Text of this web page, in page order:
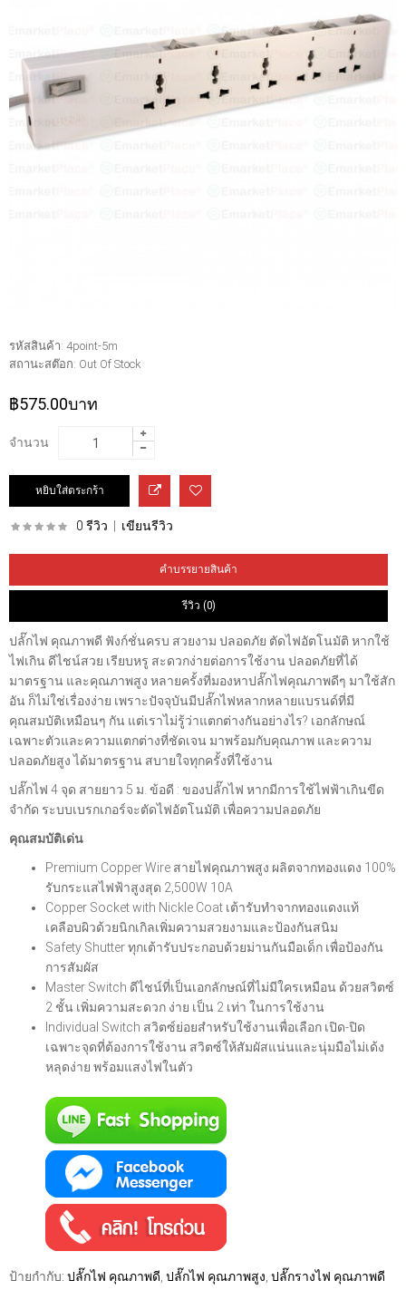
รหัสสินค้า: 4point-5m
สถานะสต๊อก: Out Of Stock
฿575.00บาท
จำนวน
0 รีวิว เขียนรีวิว
คำบรรยายสินค้า
รีวิว (0)
ปลั๊กไฟ คุณภาพดี ฟังก์ชั่นครบ สวยงาม ปลอดภัย ตัดไฟอัตโนมัติ หากใช้
ไฟเกิน ดีไชน์สวย เรียบหรู สะดวกง่ายต่อการใช้งาน ปลอดภัยที่ได้
มาตรฐาน และคุณภาพสูง หลายครั้งที่มองหาปลั๊กไฟคุณภาพดีๆ มาใช้สัก
อัน ก็ไม่ใช่เรื่องง่าย เพราะปัจจุบันมีปลั๊กไฟหลากหลายแบรนด์ที่มี
คุณสมบัติเหมือนๆ กัน แต่เราไม่รู้ว่าแตกต่างกันอย่างไร? เอกลักษณ์
เฉพาะตัวและความแตกต่างที่ชัดเจน มาพร้อมกับคุณภาพ และความ
ปลอดภัยสูง ได้มาตรฐาน สบายใจทุกครั้งที่ใช้งาน
ปลั๊กไฟ 4 จุด สายยาว 5 ม. ข้อดี : ของปลั๊กไฟ หากมีการใช้ไฟฟ้าเกินขีด
จำกัด ระบบเบรกเกอร์จะตัดไฟอัตโนมัติ เพื่อความปลอดภัย
คุณสมบัติเด่น
Premium Copper Wire สายไฟคุณภาพสูง ผลิตจากทองแดง 100%
รับกระแสไฟฟ้าสูงสุด 2,500W 10A
Copper Socket with Nickle Coat เต้ารับทำจากทองแดงแท้
เคลือบผิวด้วยนิกเกิลเพิ่มความสวยงามและป้องกันสนิม
Safety Shutter ทุกเต้ารับประกอบด้วยม่านกันมือเด็ก เพื่อป้องกัน
การสัมผัส
Master Switch ดีไชน์ที่เป็นเอกลักษณ์ที่ไม่มีใครเหมือน ด้วยสวิตซ์
2 ชั้น เพิ่มความสะดวก ง่าย เป็น 2 เท่า ในการใช้งาน
Individual Switch สวิตซ์ย่อยสำหรับใช้งานเพื่อเลือก เปิด-ปิด
เฉพาะจุดที่ต้องการใช้งาน สวิตซ์ให้สัมผัสแน่นและนุ่มมือไม่เด้ง
หลุดง่าย พร้อมแสงไฟในตัว
ป้ายกำกับ: ปลั๊กไฟ คุณภาพดี ปลั๊กไฟ คุณภาพสูง ปลั๊กรางไฟ คุณภาพดี